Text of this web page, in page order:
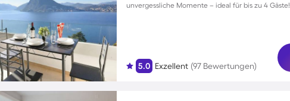
unvergessliche Momente – ideal für bis zu 4 Gäste!
5.0 Exzellent (97 Bewertungen)